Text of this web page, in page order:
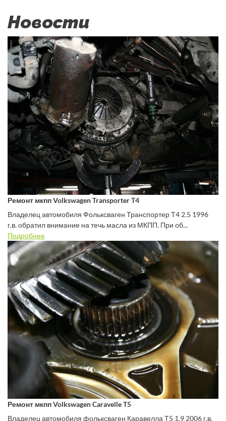
Новости
Ремонт мкпп Volkswagen Transporter T4
Владелец автомобиля Фольксваген Транспортер Т4 2.5 1996
г.в. обратил внимание на течь масла из МКПП. При об...
Подробнее
Ремонт мкпп Volkswagen Caravelle T5
Владелец автомобиля фольксваген Каравелла Т5 1.9 2006 г.в.